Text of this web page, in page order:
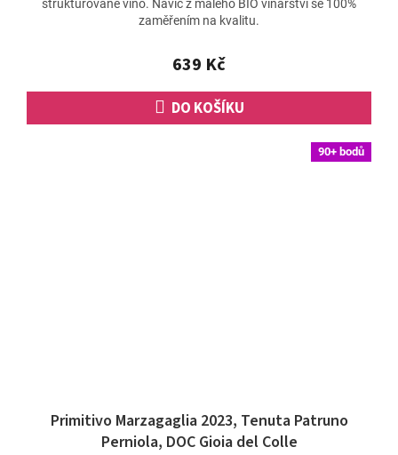
639 Kč
DO KOŠÍKU
strukturované víno. Navíc z malého BIO vinařství se 100%
zaměřením na kvalitu.
90+ bodů
Primitivo Marzagaglia 2023, Tenuta Patruno
Perniola, DOC Gioia del Colle